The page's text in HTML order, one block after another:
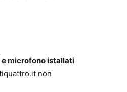
e microfono istallati
non